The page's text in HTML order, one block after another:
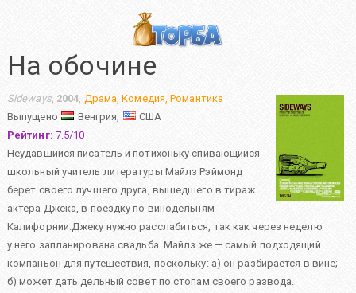
На обочине
Sideways, 2004, Драма,Комедия,Романтика
Выпущено
Венгрия,
США
Рейтинг: 7.5/10
Неудавшийся писатель и потихоньку спивающийся
школьный учитель литературы Майлз Рэймонд
берет своего лучшего друга, вышедшего в тираж
актера Джека, в поездку по винодельням
Калифорнии.Джеку нужно расслабиться, так как через неделю
у него запланирована свадьба. Майлз же — самый подходящий
компаньон для путешествия, поскольку: а) он разбирается в вине;
б) может дать дельный совет по стопам своего развода.